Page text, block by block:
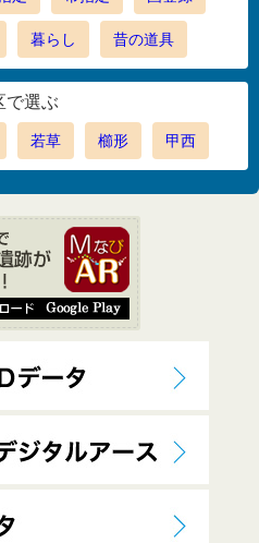
暮らし 昔の道具
で選ぶ
若草 櫛形 甲西